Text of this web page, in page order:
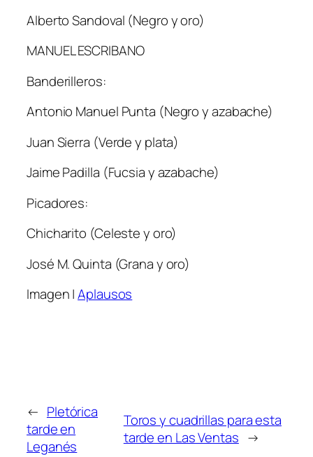
Alberto Sandoval (Negro y oro)
MANUEL ESCRIBANO
Banderilleros:
Antonio Manuel Punta (Negro y azabache)
Juan Sierra (Verde y plata)
Jaime Padilla (Fucsia y azabache)
Picadores:
Chicharito (Celeste y oro)
José M. Quinta (Grana y oro)
Imagen |Aplausos
← Pletórica
tarde en
Leganés
Toros y cuadrillas para esta
tarde en Las Ventas →